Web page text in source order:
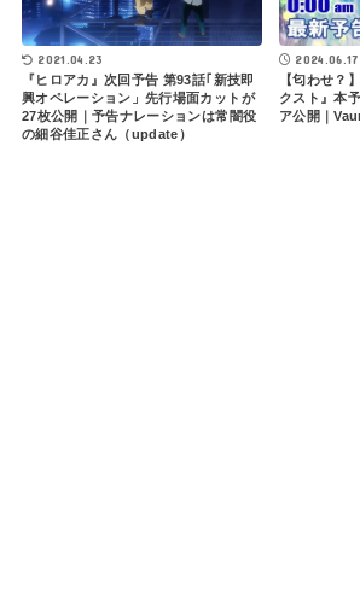
2021.04.23
『ヒロアカ』次回予告 第93話｢新技即
興オペレーション」先行場面カットが
27枚公開｜予告ナレーションは常闇役
の細谷佳正さん（update）
2024.06.17
【匂わせ？
クスト』本
ア公開｜